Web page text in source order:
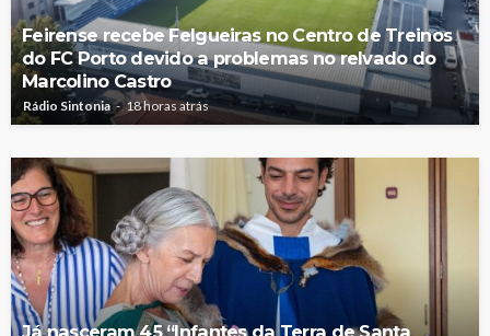
Feirense recebe Felgueiras no Centro de Treinos
do FC Porto devido a problemas no relvado do
Marcolino Castro
Rádio Sintonia 18 horas atrás
Já nasceram 45 “Infantes da Terra de Santa